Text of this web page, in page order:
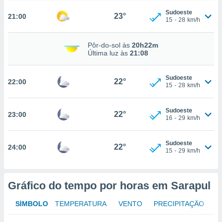
caso,
cookies
ou
de
ao
através
21:00 23°
Sudoeste
15 - 28 km/h
Pôr-do-sol às 20h22m
Última luz às 21:08
22:00 22°
Sudoeste
15 - 28 km/h
23:00 22°
Sudoeste
16 - 29 km/h
24:00 22°
Sudoeste
15 - 29 km/h
Gráfico do tempo por horas em Sarapul
SÍMBOLO TEMPERATURA VENTO PRECIPITAÇÃO